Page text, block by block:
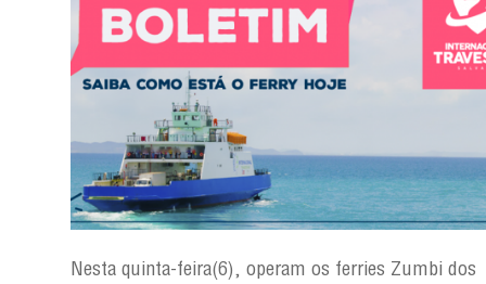
Nesta quarta-feira(5), operam os ferries Zumbi